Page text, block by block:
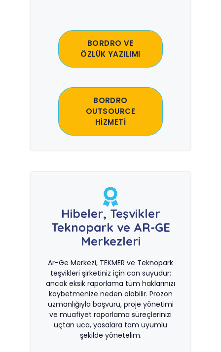
BORDRO VE
ÖZLÜK YAZILIMI
BORDRO
OUTSOURCE
HİZMETİ
Hibeler, Teşvikler
Teknopark ve AR-GE
Merkezleri
Ar-Ge Merkezi, TEKMER ve Teknopark
teşvikleri şirketiniz için can suyudur;
ancak eksik raporlama tüm haklarınızı
kaybetmenize neden olabilir. Prozon
uzmanlığıyla başvuru, proje yönetimi
ve muafiyet raporlama süreçlerinizi
uçtan uca, yasalara tam uyumlu
şekilde yönetelim.